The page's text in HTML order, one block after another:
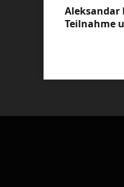
Aleksandar
Teilnahme